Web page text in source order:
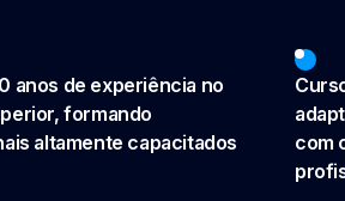
anos de experiência no
formando
altamente capacitados
com